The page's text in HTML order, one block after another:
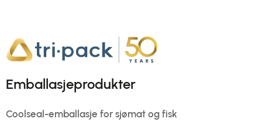
Emballasjeprodukter
Coolseal-emballasje for sjømat og fisk